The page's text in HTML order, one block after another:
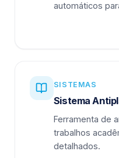
automáticos
SISTEMAS
Sistema
Ferramenta de
trabalhos
detalhados.